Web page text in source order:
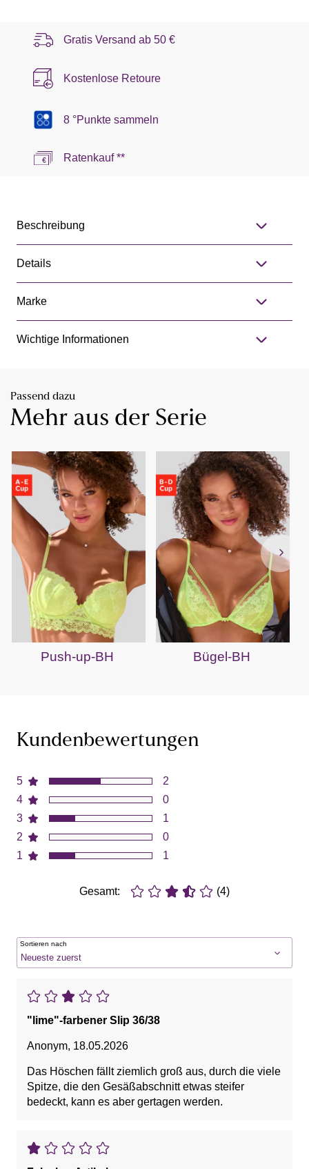
Gratis Versand ab 50 €
Kostenlose Retoure
8 °Punkte sammeln
Ratenkauf **
Beschreibung
Details
Marke
Wichtige Informationen
Passend dazu
Mehr aus der Serie
Push-up-BH Bügel-BH
Kundenbewertungen
5
4
3
2
1
2
0
1
0
1
Gesamt: (4)
Sortieren nach
"lime"-farbener Slip 36/38
Anonym, 18.05.2026
Das Höschen fällt ziemlich groß aus, durch die viele
Spitze, die den Gesäßabschnitt etwas steifer
bedeckt, kann es aber gertagen werden.